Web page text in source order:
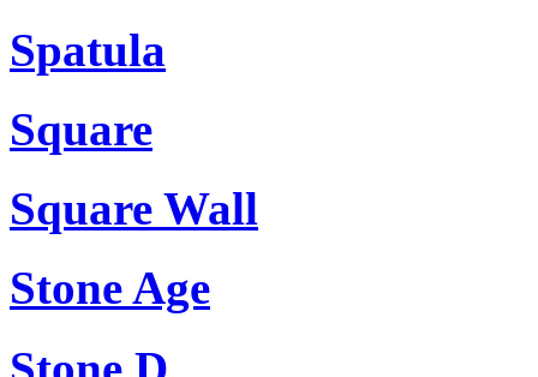
Spatula
Square
Square Wall
Stone Age